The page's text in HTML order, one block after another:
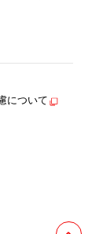
について